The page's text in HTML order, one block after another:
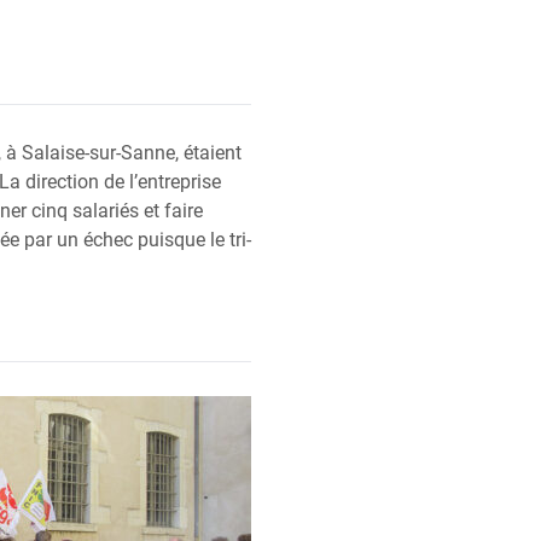
Salaise-sur-Sanne, étaient
direc­tion de l’en­tre­prise
cinq sala­riés et faire
par un échec puisque le tri­